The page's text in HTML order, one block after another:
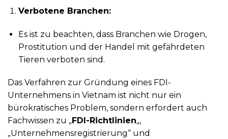
Verbotene Branchen:
Es ist zu beachten, dass Branchen wie Drogen,
Prostitution und der Handel mit gefährdeten
Tieren verboten sind.
Das Verfahren zur Gründung eines FDI-
Unternehmens in Vietnam ist nicht nur ein
bürokratisches Problem, sondern erfordert auch
Fachwissen zu „FDI-Richtlinien„,
„Unternehmensregistrierung“ und